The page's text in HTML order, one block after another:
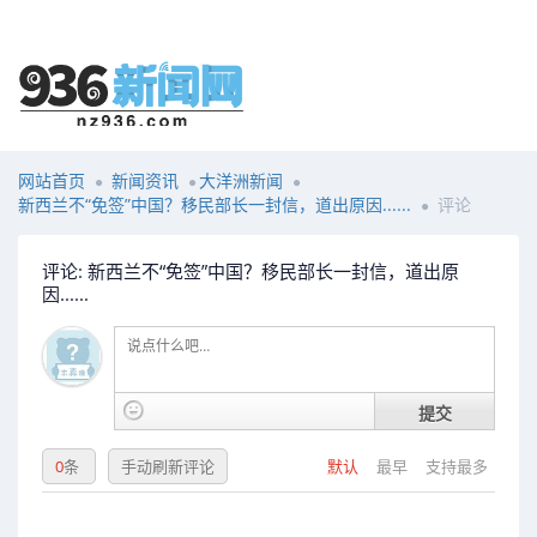
网站首页 新闻资讯
大洋洲新闻
新西兰不“免签”中国？移民部长一封信，道出原因......
评论
评论: 新西兰不“免签”中国？移民部长一封信，道出原
因......
提交
默认 最早 支持最多
0条 手动刷新评论